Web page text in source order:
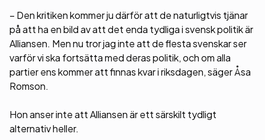
– Den kritiken kommer ju därför att de naturligtvis tjänar
på att ha en bild av att det enda tydliga i svensk politik är
Alliansen. Men nu tror jag inte att de flesta svenskar ser
varför vi ska fortsätta med deras politik, och om alla
partier ens kommer att finnas kvar i riksdagen, säger Åsa
Romson.
Hon anser inte att Alliansen är ett särskilt tydligt
alternativ heller.